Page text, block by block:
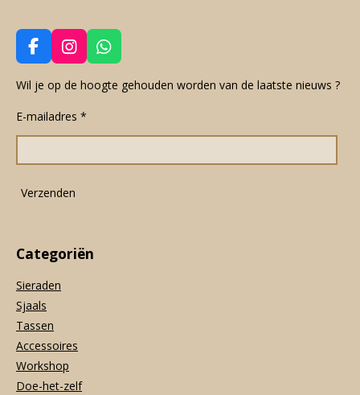
F
a
c
b
o
k
I
n
s
a
g
a
m
W
h
a
A
p
Wil je op de hoogte gehouden worden van de laatste nieuws ?
E-mailadres *
Verzenden
Categoriën
Sieraden
Sjaals
Tassen
Accessoires
Workshop
Doe-het-zelf